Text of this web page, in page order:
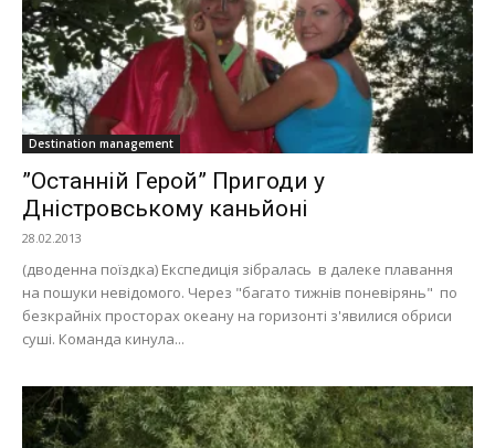
Destination management
”Останній Герой” Пригоди у
Дністровському каньйоні
28.02.2013
(дводенна поїздка) Експедиція зібралась в далеке плавання
на пошуки невідомого. Через "багато тижнів поневірянь" по
безкрайніх просторах океану на горизонті з'явилися обриси
суші. Команда кинула...